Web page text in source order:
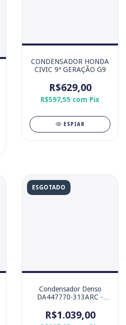
CONDENSADOR HONDA
CIVIC 9ª GERAÇÃO G9
R$629,00
R$597,55 com Pix
ESPIAR
ESGOTADO
Condensador Denso
DA447770-313ARC -
R$1.039,00